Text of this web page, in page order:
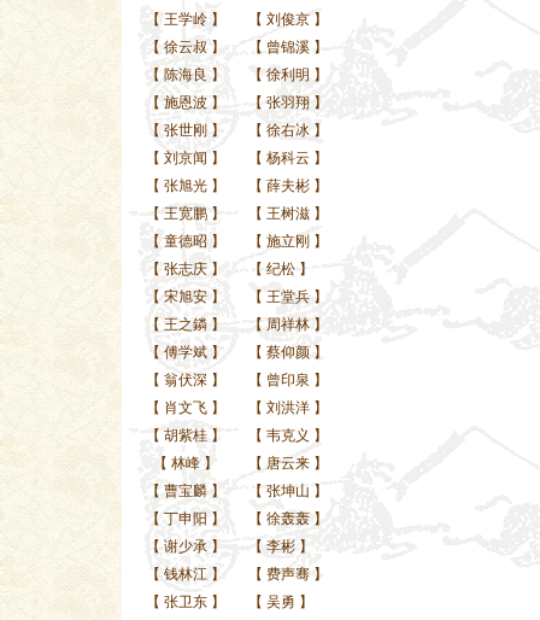
【 王学岭】 【 刘俊京 】
【 徐云叔 】 【 曾锦溪 】
【 陈海良 】 【 徐利明 】
【 施恩波】 【 张羽翔 】
【 张世刚 】 【 徐右冰 】
【 刘京闻 】 【 杨科云 】
【 张旭光】 【 薛夫彬 】
【 王宽鹏】 【 王树滋 】
【 童德昭 】 【 施立刚 】
【 张志庆】 【 纪松 】
【 宋旭安】 【 王堂兵 】
【 王之鏻】 【 周祥林 】
【 傅学斌】 【 蔡仰颜 】
【 翁伏深】 【 曾印泉 】
【 肖文飞】 【 刘洪洋 】
【 胡紫桂】 【 韦克义 】
【 林峰】 【 唐云来 】
【 曹宝麟】 【 张坤山 】
【 丁申阳 】 【 徐轰轰 】
【 谢少承】 【 李彬 】
【 钱林江】 【 费声骞 】
【 张卫东】 【 吴勇 】